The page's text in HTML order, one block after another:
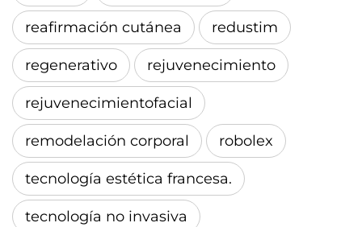
reafirmación cutánea redustim
regenerativo rejuvenecimiento
rejuvenecimientofacial
remodelación corporal robolex
tecnología estética francesa.
tecnología no invasiva